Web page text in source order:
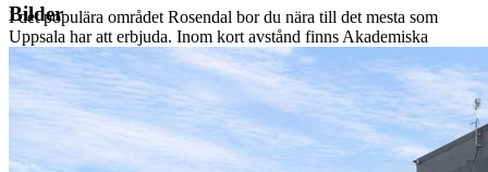
I det populära området Rosendal bor du nära till det mesta som
Uppsala har att erbjuda. Inom kort avstånd finns Akademiska
sjukhuset, Ultuna, SLU och Ångströmslaboratoriet. I närområdet
finns även mataffärer som ICA och Hemköp, mysiga caféer,
restauranger, tennisbanor, paddelbanor och gym.
Till lägenheten hör ett rymligt förråd på cirka 5-6 kvadratmeter.
Bilder